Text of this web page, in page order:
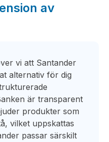
av
vi att Santander
alternativ för dig
är transparent
produkter som
vilket uppskattas
passar särskilt